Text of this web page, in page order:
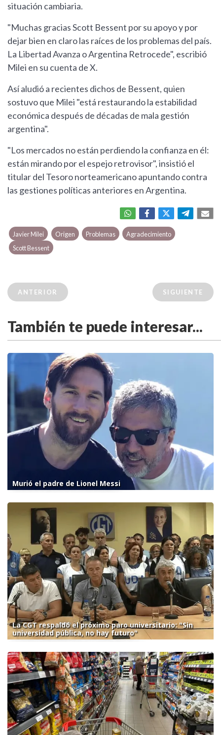
situación cambiaria.
"Muchas gracias Scott Bessent por su apoyo y por
dejar bien en claro las raíces de los problemas del país.
La Libertad Avanza o Argentina Retrocede", escribió
Milei en su cuenta de X.
Así aludió a recientes dichos de Bessent, quien
sostuvo que Milei "está restaurando la estabilidad
económica después de décadas de mala gestión
argentina".
"Los mercados no están perdiendo la confianza en él:
están mirando por el espejo retrovisor", insistió el
titular del Tesoro norteamericano apuntando contra
las gestiones políticas anteriores en Argentina.
Javier Milei Origen Problemas
Agradecimiento
Scott Bessent
ANTERIOR SIGUIENTE
También te puede interesar...
Murió el padre de Lionel Messi
La CGT respaldó el próximo paro universitario: "Sin
universidad pública, no hay futuro"